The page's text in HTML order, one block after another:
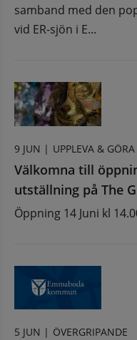
samband med den
vid ER-sjön i E...
9 JUN | UPPLEVA & GÖRA
Välkomna till
utställning på The
Öppning 14 Juni kl
5 JUN | ÖVERGRIPANDE